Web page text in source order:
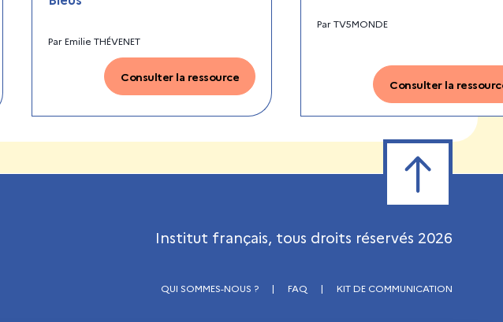
ParEmilie THÉVENET
Consulter la ressource
ParTV5MONDE
Consulter la
Institut français, tous droits réservés 2026
QUI SOMMES-NOUS ? | FAQ | KIT DE COMMUNICATION